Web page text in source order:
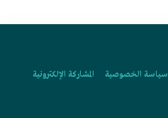
سياسة الخصوصية
المشاركة الإلكترونية